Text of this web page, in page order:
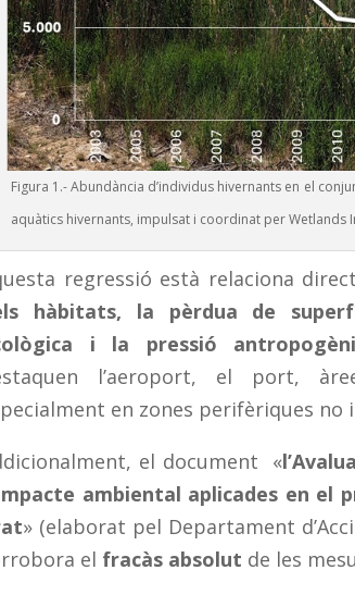
Figura 1.- Abundància d’individus hivernants en el
aquàtics hivernants, impulsat i coordinat per Wetlands
regressió està relaciona
hàbitats, la pèrdua de
i la pressió
l’aeroport, el port,
en zones perifèriques no
el document «
ambiental aplicades en el
» (elaborat pel Departament
el fracàs absolut de les